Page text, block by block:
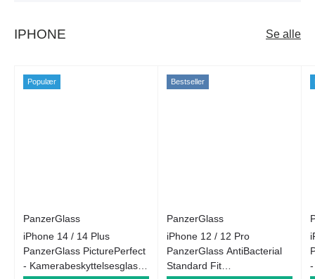
IPHONE Se alle
Populær
PanzerGlass
iPhone 14 / 14 Plus
PanzerGlass PicturePerfect
- Kamerabeskyttelsesglas -
Bestseller
PanzerGlass
iPhone 12 / 12 Pro
PanzerGlass AntiBacterial
Standard Fit